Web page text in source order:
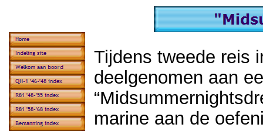
Tijdens tweede reis
deelgenomen aan
marine aan de